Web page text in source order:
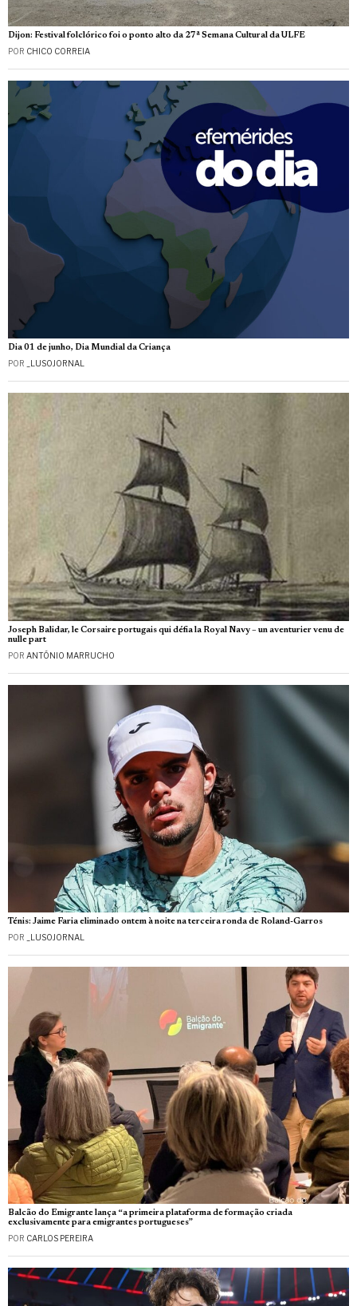
Dijon: Festival folclórico foi o ponto alto da 27ª Semana Cultural da ULFE
POR CHICO CORREIA
Dia 01 de junho, Dia Mundial da Criança
POR _LUSOJORNAL
Joseph Balidar, le Corsaire portugais qui défia la Royal Navy – un aventurier venu de
nulle part
POR ANTÓNIO MARRUCHO
Ténis: Jaime Faria eliminado ontem à noite na terceira ronda de Roland-Garros
POR _LUSOJORNAL
Balcão do Emigrante lança “a primeira plataforma de formação criada
exclusivamente para emigrantes portugueses”
POR CARLOS PEREIRA